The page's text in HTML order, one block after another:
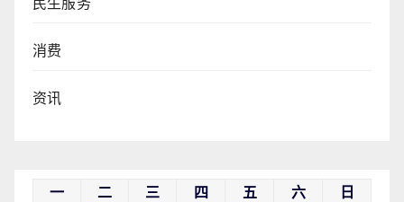
民生服务
消费
资讯
一 二 三 四 五 六 日